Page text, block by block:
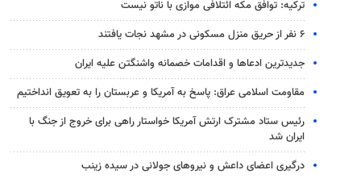
ترکیه: توافق مکه ائتلافی موازی با ناتو نیست
۶ نفر از حریق منزل مسکونی در مشهد نجات یافتند
جدیدترین ادعاها و اقدامات خصمانه واشنگتن علیه ایران
مقاومت اسلامی عراق: پاسخ به آمریکا و عربستان را به تعویق انداختیم
رئیس ستاد مشترک ارتش آمریکا خواستار راهی برای خروج از جنگ با
ایران شد
درگیری اعضای داعش و نیروهای جولانی در سیده زینب